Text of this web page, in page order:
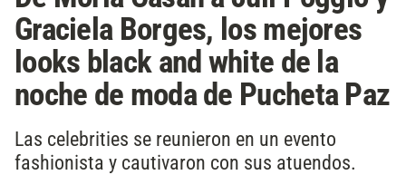
Graciela Borges, los mejores
looks black and white de la
noche de moda de Pucheta Paz
Las celebrities se reunieron en un evento
fashionista y cautivaron con sus atuendos.